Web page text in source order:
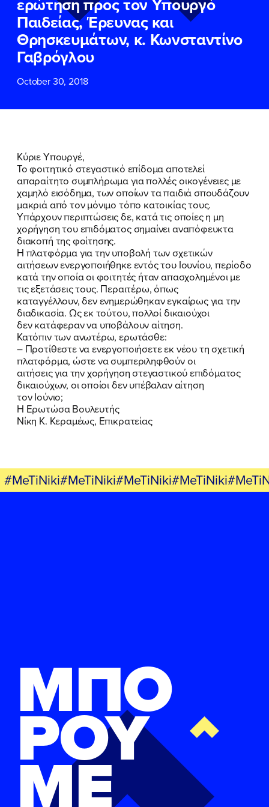
ΠΟΙΑ ΕΙΜΑΙ
ΕΡΓΟ
ΕΚΔΗΛΩΣΕΙΣ
ΝΕΑ
ΕΛΑ ΚΙ ΕΣΥ
Παιδείας, Έρευνας και
Θρησκευμάτων, κ. Κωνσταντίνο
Γαβρόγλου
October 30, 2018
Κύριε Υπουργέ,
Το φοιτητικό στεγαστικό επίδομα αποτελεί
απαραίτητο συμπλήρωμα για πολλές οικογένειες με
χαμηλό εισόδημα, των οποίων τα παιδιά σπουδάζουν
μακριά από τον μόνιμο τόπο κατοικίας τους.
Υπάρχουν περιπτώσεις δε, κατά τις οποίες η μη
χορήγηση του επιδόματος σημαίνει αναπόφευκτα
διακοπή της φοίτησης.
Η πλατφόρμα για την υποβολή των σχετικών
αιτήσεων ενεργοποιήθηκε εντός του Ιουνίου, περίοδο
κατά την οποία οι φοιτητές ήταν απασχολημένοι με
τις εξετάσεις τους. Περαιτέρω, όπως
καταγγέλλουν, δεν ενημερώθηκαν εγκαίρως για την
διαδικασία. Ως εκ τούτου, πολλοί δικαιούχοι
δεν κατάφεραν να υποβάλουν αίτηση.
Κατόπιν των ανωτέρω, ερωτάσθε:
– Προτίθεστε να ενεργοποιήσετε εκ νέου τη σχετική
πλατφόρμα, ώστε να συμπεριληφθούν οι
αιτήσεις για την χορήγηση στεγαστικού επιδόματος
δικαιούχων, οι οποίοι δεν υπέβαλαν αίτηση
τον Ιούνιο;
Η Ερωτώσα Βουλευτής
Νίκη Κ. Κεραμέως, Επικρατείας
ΜΠΟ
ΡΟΥ
ΜΕ
ΕΠΙΘΕΤΟ*
ΤΗΛΕΦΩΝΟ
EMAIL
Δεδομένων
Χρήσης
του δικτυακού τόπου του
Πολιτικού Γραφείου της Βουλευτού
Νίκης Κεραμέως
ΥΠΟΒΟΛΗ
ΕΠΙΘΕΤΟ*
ΤΗΛΕΦΩΝΟ
EMAIL
Δεδομένων
Χρήσης
του δικτυακού τόπου του
Πολιτικού Γραφείου της Βουλευτού
Νίκης Κεραμέως
ΥΠΟΒΟΛΗ